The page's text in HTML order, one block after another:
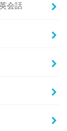
会話